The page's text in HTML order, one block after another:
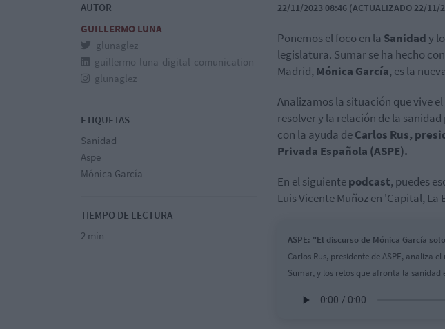
AUTOR
GUILLERMO LUNA
glunaglez
guillermo-luna-digital-comunication
glunaglez
ETIQUETAS
Sanidad
Aspe
Mónica García
TIEMPO DE LECTURA
2 min
22/11/2023 08:46 (ACTUALIZADO 22/11/
Ponemos el foco en la Sanidady
legislatura. Sumar se ha hecho
Madrid, Mónica García, es la
Analizamos la situación que vive
resolver y la relación de la
con la ayuda deCarlos Rus,
Privada Española (ASPE).
En el siguientepodcast, puedes
Luis Vicente Muñoz en 'Capital, La
ASPE: "El discurso de Mónica García
Carlos Rus, presidente de ASPE, analiza
Sumar, y los retos que afronta la sanidad